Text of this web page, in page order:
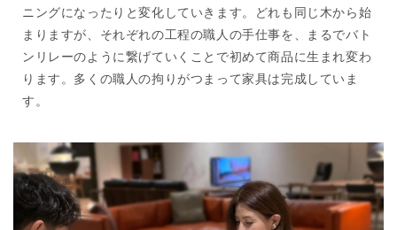
ニングになったりと変化していきます。どれも同じ木から始
まりますが、それぞれの工程の職人の手仕事を、まるでバト
ンリレーのように繋げていくことで初めて商品に生まれ変わ
ります。多くの職人の拘りがつまって家具は完成していま
す。